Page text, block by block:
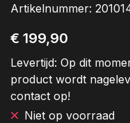
Artikelnummer:
€ 199,90
Levertijd: Op dit
product wordt
contact op!
Niet op voorraad